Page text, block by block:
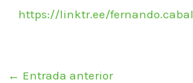
https://linktr.ee/fernando.cabal
← Entrada anterior